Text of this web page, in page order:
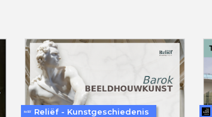
Reliëf - Kunstgeschiedenis